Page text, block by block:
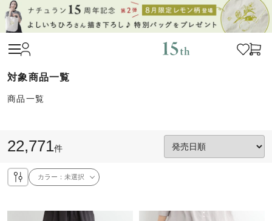
商品一覧
22,771件
カラー：未選択